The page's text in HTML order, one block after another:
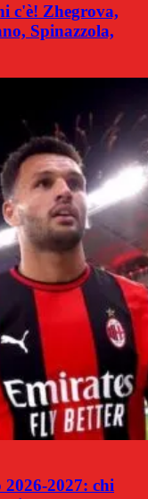
c'è! Zhegrova,
Spinazzola,
2027: chi